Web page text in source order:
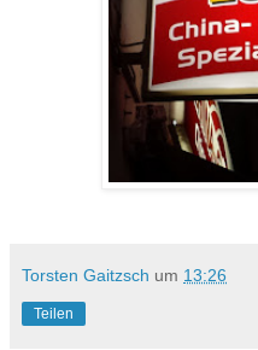
Torsten Gaitzsch um 13:26
Teilen